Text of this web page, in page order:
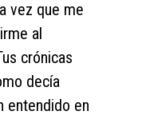
vez que me
al
crónicas
decía
entendido en